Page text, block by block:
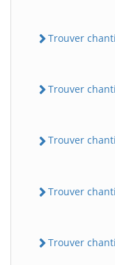
Trouver
Trouver
Trouver
Trouver
Trouver